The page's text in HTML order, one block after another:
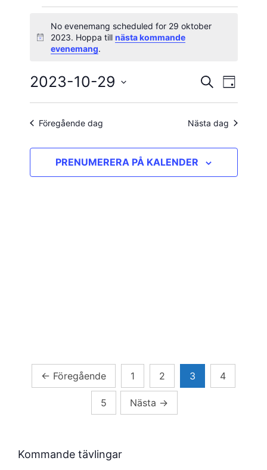
Evenemang
för
29
oktober
2023
Notis
No evenemang scheduled for 29 oktober
2023. Hoppa till nästa kommande
evenemang.
Search
and
Views
SÖK DAG
2023-10-29
Välj
Föregående dag Nästa dag
PRENUMERERA PÅ KALENDER
Sidnumrering
← Föregående 1 2 3 4
5 Nästa →
Kommande tävlingar